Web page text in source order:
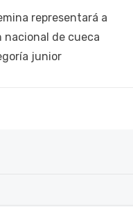
representará a
nacional de cueca
junior